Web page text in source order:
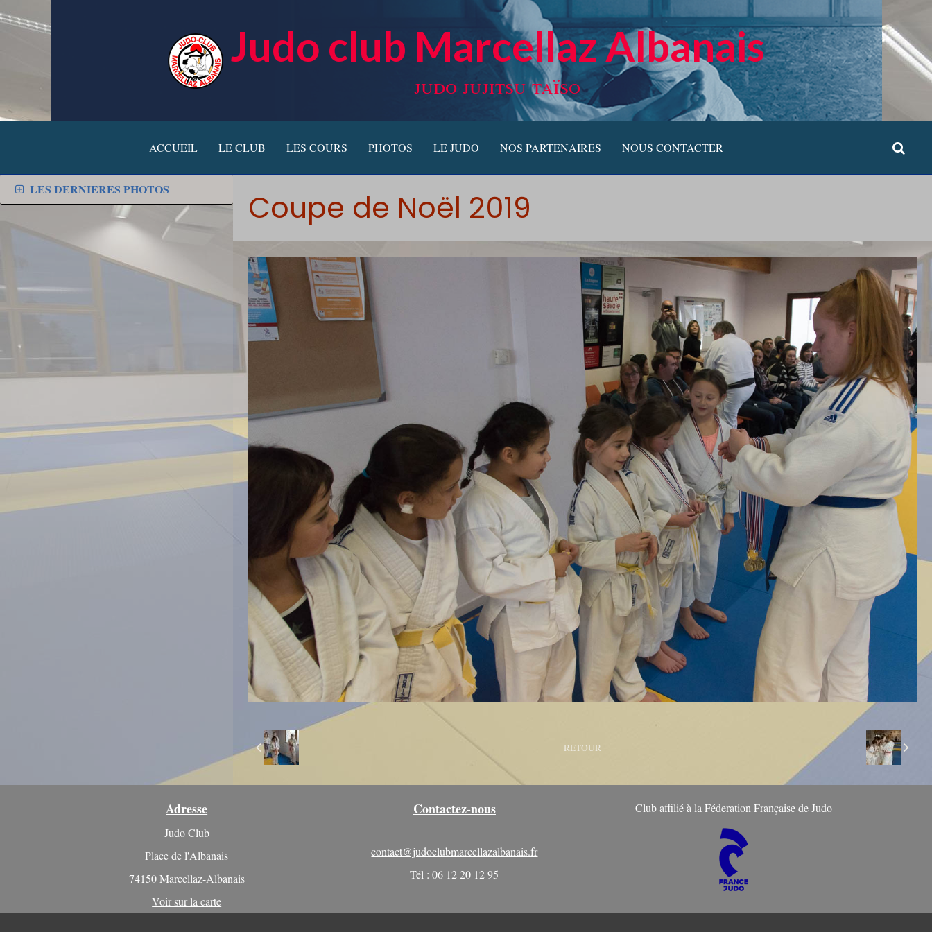
Judo club Marcellaz Albanais
judo jujitsu taïso
ACCUEIL LE CLUB LES COURS PHOTOS LE JUDO NOS PARTENAIRES NOUS CONTACTER
Coupe de Noël 2019
RETOUR
LES DERNIERES PHOTOS
Adresse
Judo Club
Place de l'Albanais
74150 Marcellaz-Albanais
Voir sur la carte
Contactez-nous
contact@judoclubmarcellazalbanais.fr
Tél : 06 12 20 12 95
Club affilié à la Féderation Française de Judo